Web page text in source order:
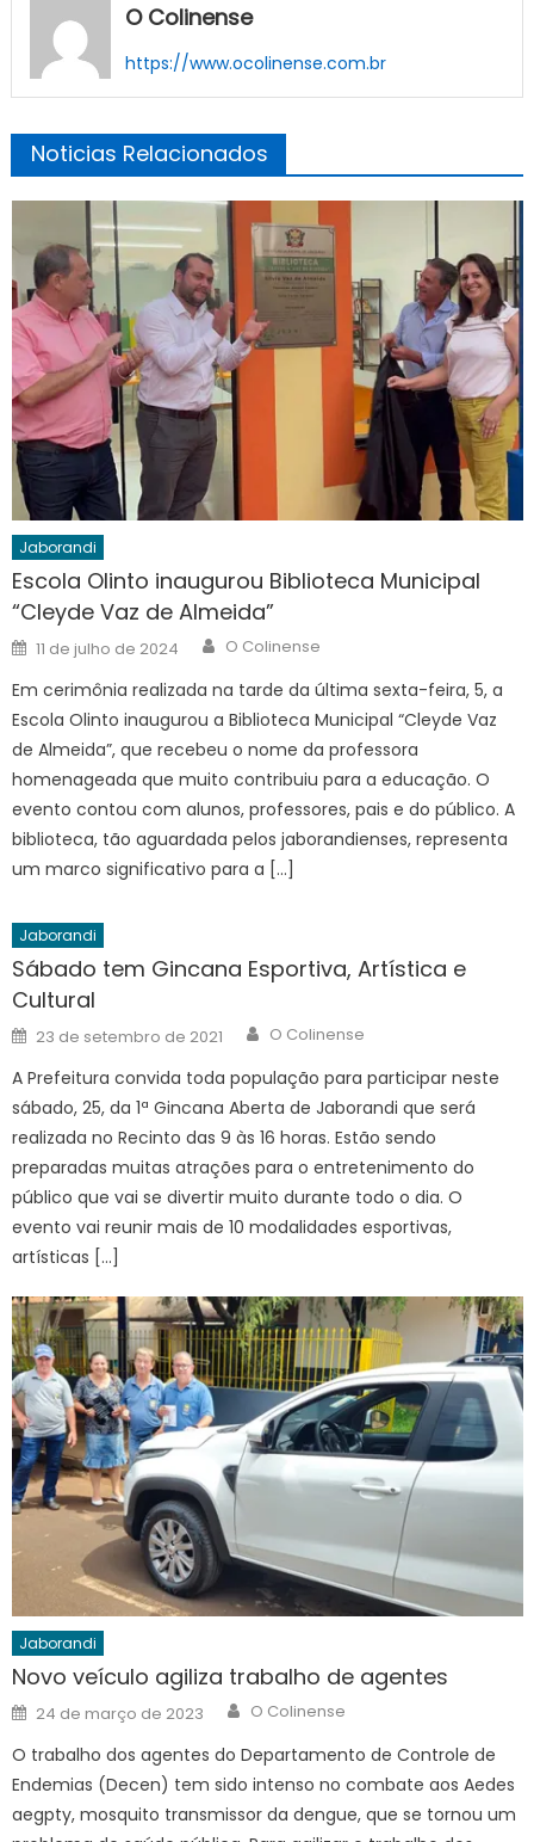
O Colinense
https://www.ocolinense.com.br
Noticias Relacionados
Jaborandi
Escola Olinto inaugurou Biblioteca Municipal
“Cleyde Vaz de Almeida”
Posted
on
11 de julho de 2024 Author
O Colinense
Em cerimônia realizada na tarde da última sexta-feira, 5, a
Escola Olinto inaugurou a Biblioteca Municipal “Cleyde Vaz
de Almeida”, que recebeu o nome da professora
homenageada que muito contribuiu para a educação. O
evento contou com alunos, professores, pais e do público. A
biblioteca, tão aguardada pelos jaborandienses, representa
um marco significativo para a […]
Jaborandi
Sábado tem Gincana Esportiva, Artística e
Cultural
Posted
on
23 de setembro de 2021 Author
O Colinense
A Prefeitura convida toda população para participar neste
sábado, 25, da 1ª Gincana Aberta de Jaborandi que será
realizada no Recinto das 9 às 16 horas. Estão sendo
preparadas muitas atrações para o entretenimento do
público que vai se divertir muito durante todo o dia. O
evento vai reunir mais de 10 modalidades esportivas,
artísticas […]
Jaborandi
Novo veículo agiliza trabalho de agentes
Posted
on
24 de março de 2023 Author
O Colinense
O trabalho dos agentes do Departamento de Controle de
Endemias (Decen) tem sido intenso no combate aos Aedes
aegpty, mosquito transmissor da dengue, que se tornou um